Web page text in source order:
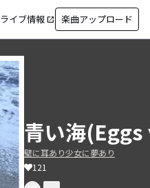
ライブ情報 open_in_new 楽曲アップロード
青い海(Eggs
壁に耳あり少女に夢あり
121